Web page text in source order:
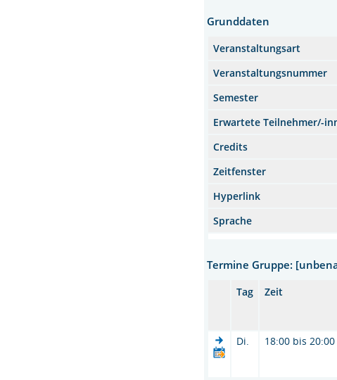
Grunddaten
Veranstaltungsart
Veranstaltungsnummer
Semester
Erwartete Teilnehmer/-
Credits
Zeitfenster
Hyperlink
Sprache
Termine Gruppe:
Tag Zeit
Di.
18:00 bis 20:00